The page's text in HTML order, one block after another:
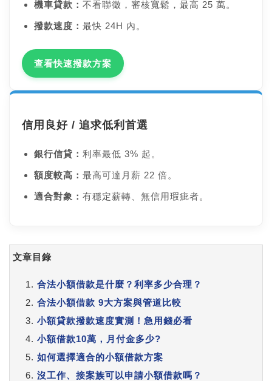
機車貸款： 不看聯徵，審核寬鬆，最高 25 萬。
撥款速度： 最快 24H 內。
查看快速撥款方案
信用良好 / 追求低利首選
銀行信貸： 利率最低 3% 起。
額度較高： 最高可達月薪 22 倍。
適合對象： 有穩定薪轉、無信用瑕疵者。
文章目錄
合法小額借款是什麼？利率多少合理？
合法小額借款 9大方案與管道比較
小額貸款撥款速度實測！急用錢必看
小額借款10萬，月付金多少?
如何選擇適合的小額借款方案
沒工作、接案族可以申請小額借款嗎？